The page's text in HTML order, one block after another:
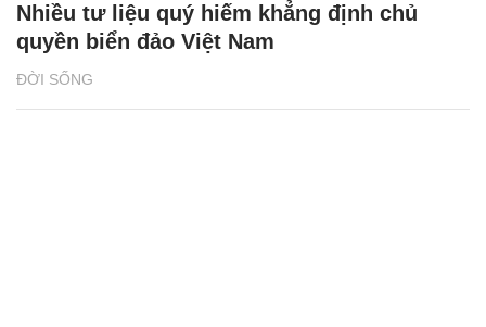
ĐỜI SỐNG
Nhiều tư liệu quý hiếm khẳng định chủ
quyền biển đảo Việt Nam